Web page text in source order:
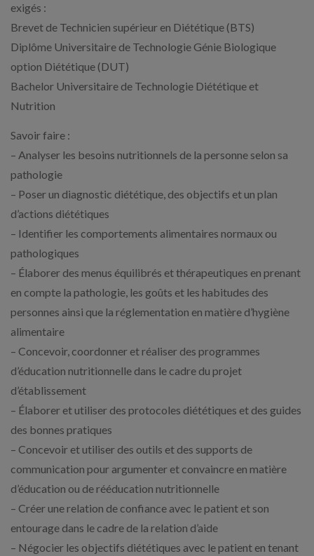
exigés :
Brevet de Technicien supérieur en Diététique (BTS)
Diplôme Universitaire de Technologie Génie Biologique
option Diététique (DUT)
Bachelor Universitaire de Technologie Diététique et
Nutrition
Savoir faire :
– Analyser les besoins nutritionnels de la personne selon sa
pathologie
– Poser un diagnostic diététique, des objectifs et un plan
d’actions diététiques
– Identifier les comportements alimentaires normaux ou
pathologiques
– Élaborer des menus équilibrés et thérapeutiques en prenant
en compte la pathologie, les goûts et les habitudes des
personnes ainsi que la réglementation en matière d’hygiène
alimentaire
– Concevoir, coordonner et réaliser des programmes
d’éducation nutritionnelle dans le cadre du projet
d’établissement
– Élaborer et utiliser des protocoles diététiques et des guides
des bonnes pratiques
– Concevoir et utiliser des outils et des supports de
communication pour argumenter et convaincre en matière
d’éducation ou de rééducation nutritionnelle
– Créer une relation de confiance avec le patient et son
entourage dans le cadre de la relation d’aide
– Négocier les objectifs diététiques avec le patient en tenant